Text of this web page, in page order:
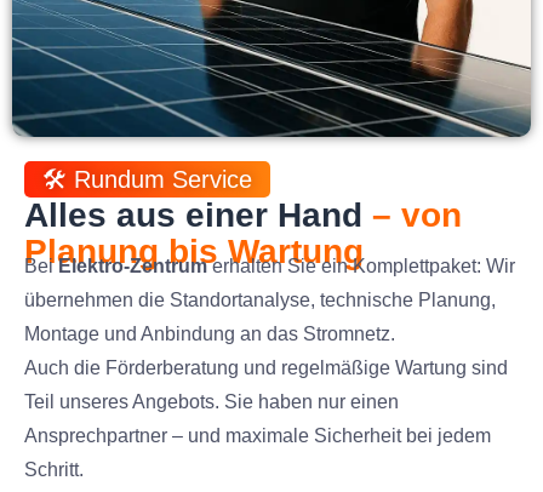
🛠️ Rundum Service
Alles aus einer Hand – von
Planung bis Wartung
BeiElektro-Zentrumerhalten Sie ein Komplettpaket: Wir
übernehmen die Standortanalyse, technische Planung,
Montage und Anbindung an das Stromnetz.
Auch die Förderberatung und regelmäßige Wartung sind
Teil unseres Angebots. Sie haben nur einen
Ansprechpartner – und maximale Sicherheit bei jedem
Schritt.